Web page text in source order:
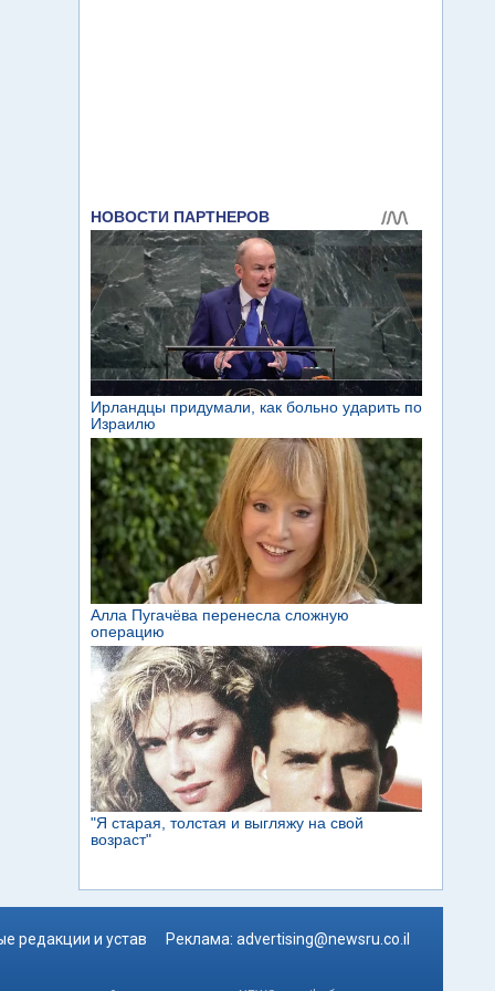
редакции и устав Реклама: advertising@newsru.co.il